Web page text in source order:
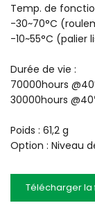
Temp. de
-30~70°C
-10~55°C (palier
Durée de vie :
70000hours
30000hours
Poids : 61,2 g
Option : Niveau
Télécharger